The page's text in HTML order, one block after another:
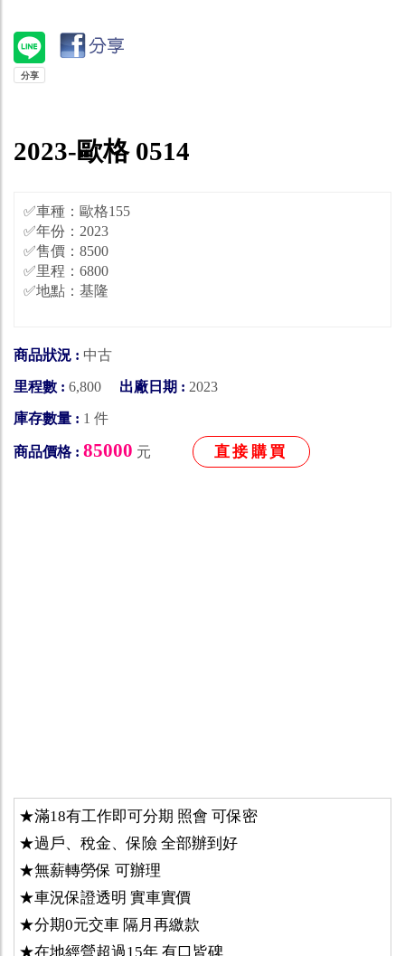
2023-歐格 0514
✅車種：歐格155
✅年份：2023
✅售價：8500
✅里程：6800
✅地點：基隆
商品狀況 : 中古
里程數 : 6,800 出廠日期 : 2023
庫存數量 : 1 件
商品價格 : 85000 元 直接購買
★滿18有工作即可分期 照會 可保密
★過戶、稅金、保險 全部辦到好
★無薪轉勞保 可辦理
★車況保證透明 實車實價
★分期0元交車 隔月再繳款
★在地經營超過15年 有口皆碑